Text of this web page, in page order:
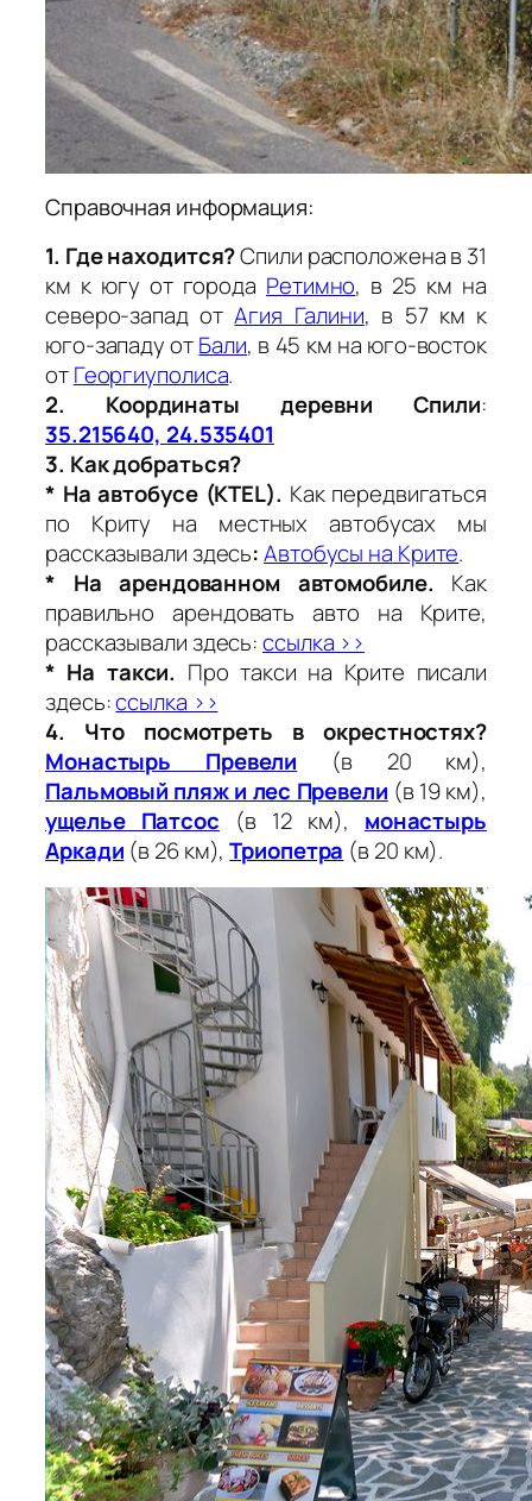
Справочная информация:
1. Где находится?Спили расположена в 31
км к югу от города Ретимно, в 25 км на
северо-запад отАгия Галини, в 57 км к
юго-западу отБали, в 45 км на юго-восток
отГеоргиуполиса.
2. Координаты деревни Спили:
35.215640, 24.535401
3. Как добраться?
* На автобусе (KTEL). Как передвигаться
по Криту на местных автобусах мы
рассказывали здесь:Автобусы на Крите.
* На арендованном автомобиле. Как
правильно арендовать авто на Крите,
рассказывали здесь:ссылка >>
* На такси. Про такси на Крите писали
здесь:ссылка >>
4. Что посмотреть в окрестностях?
Монастырь Превели (в 20 км),
Пальмовый пляж и лес Превели (в 19 км),
ущелье Патсос (в 12 км), монастырь
Аркади (в 26 км),Триопетра (в 20 км).